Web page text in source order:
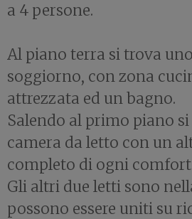
a 4 persone.
Al piano terra si trova
soggiorno, con zona
attrezzata ed un bagno.
Salendo al primo piano
camera da letto con un
completo di ogni
Gli altri due letti sono
possono essere uniti su